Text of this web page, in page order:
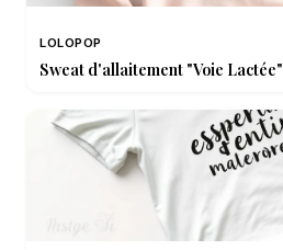
LOLOPOP
Sweat d'allaitement "Voie Lactée"